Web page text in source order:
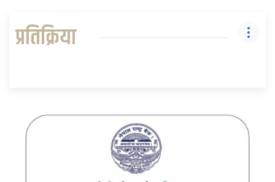
प्रतिक्रिया